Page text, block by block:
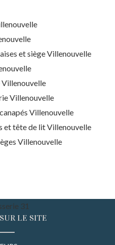
et siège Villenouvelle
Villenouvelle
Villenouvelle
Villenouvelle
et tête de lit Villenouvelle
Villenouvelle
LE SITE